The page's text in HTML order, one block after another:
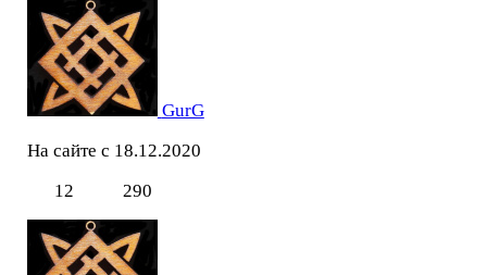
GurG
На сайте с 18.12.2020
12
290